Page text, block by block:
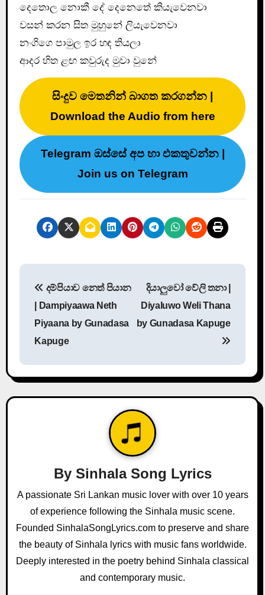
දෙතොල නොකී දේ දෙනෙතේ කියැවෙනවා
වසන් කරන සිත මුහුනේ ලියැවෙනවා
නංගිගෙ පාමුල ඉර හඳ තියලා
ආදර හිත ළඟ කවුරුද මුවා වුනේ
සිංදුව මෙතනින් බාගත කරගන්න |
Download the Audio from here
Telegram ඔස්සේ අප හා එකතුවන්න |
Join us on Telegram
n
a
a
i
o
දම්පියාව නෙත් පියාන
| Dampiyaawa Neth
Piyaana by Gunadasa
Kapuge
දියාලුවෝ වේලි තනා |
Diyaluwo Weli Thana
by Gunadasa Kapuge
By Sinhala Song Lyrics
A passionate Sri Lankan music lover with over 10 years
of experience following the Sinhala music scene.
Founded SinhalaSongLyrics.com to preserve and share
the beauty of Sinhala lyrics with music fans worldwide.
Deeply interested in the poetry behind Sinhala classical
and contemporary music.